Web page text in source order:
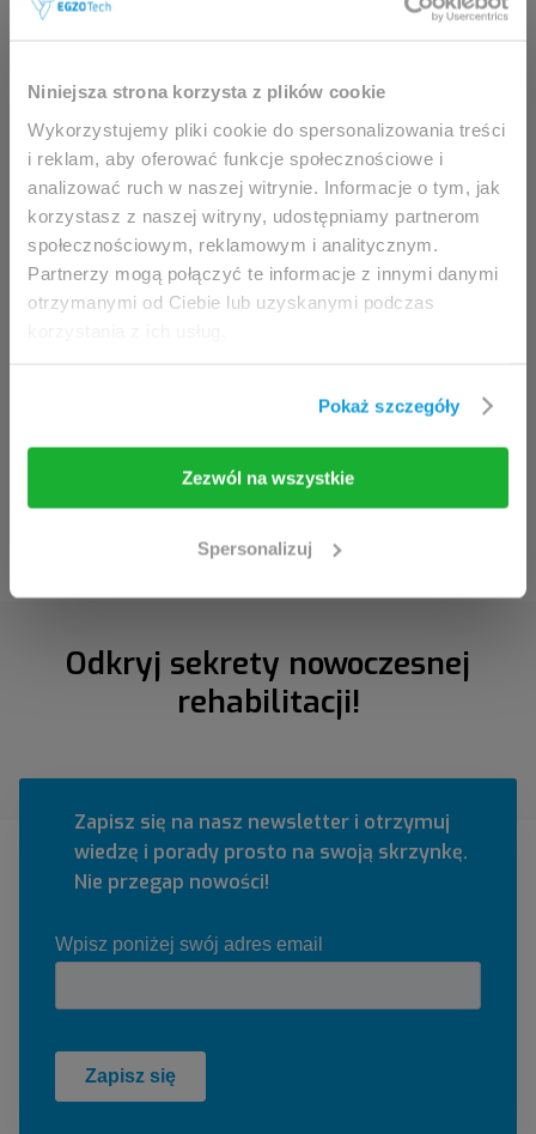
Niniejsza strona korzysta z plików cookie
Wykorzystujemy pliki cookie do spersonalizowania treści
i reklam, aby oferować funkcje społecznościowe i
analizować ruch w naszej witrynie. Informacje o tym, jak
korzystasz z naszej witryny, udostępniamy partnerom
społecznościowym, reklamowym i analitycznym.
Partnerzy mogą połączyć te informacje z innymi danymi
otrzymanymi od Ciebie lub uzyskanymi podczas
Pokaż szczegóły
Zezwól na wszystkie
Spersonalizuj
Ta strona jest przeznaczona
wyłącznie dla
profesjonalistów.
Dostęp możliwy jest wyłącznie dla klinicystów
(fizjoterapeuci, lekarze) oraz pracowników służby
zdrowia.
Uzyskując dostęp do tej witryny, niniejszym
Jeżeli jesteś klinicystą / fizjoterapeutą/
Odkryj sekrety nowoczesnej
rehabilitacji!
Zapisz się na nasz newsletter i otrzymuj
wiedzę i porady prosto na swoją skrzynkę.
Nie przegap nowości!